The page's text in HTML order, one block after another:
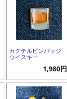
カクテルピンバッジ
ウイスキー
1,980円